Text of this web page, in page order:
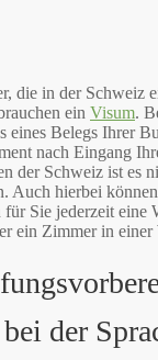
die in der Schweiz
ein Visum.
eines Belegs Ihrer
nach Eingang
der Schweiz ist es
Auch hierbei
für Sie jederzeit eine
ein Zimmer in einer
der